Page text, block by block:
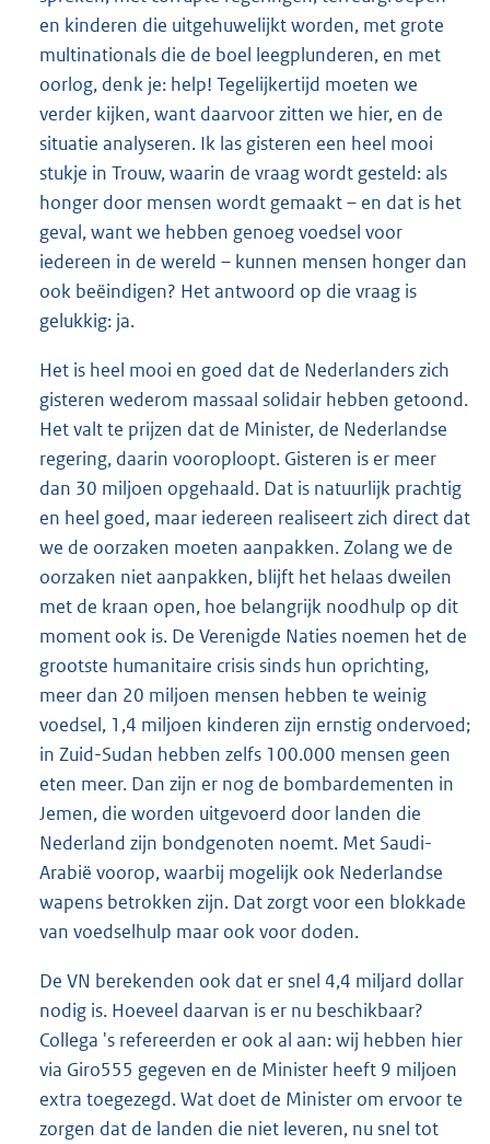
en kinderen die uitgehuwelijkt worden, met grote
multinationals die de boel leegplunderen, en met
oorlog, denk je: help! Tegelijkertijd moeten we
verder kijken, want daarvoor zitten we hier, en de
situatie analyseren. Ik las gisteren een heel mooi
stukje in Trouw, waarin de vraag wordt gesteld: als
honger door mensen wordt gemaakt – en dat is het
geval, want we hebben genoeg voedsel voor
iedereen in de wereld – kunnen mensen honger dan
ook beëindigen? Het antwoord op die vraag is
gelukkig: ja.
Het is heel mooi en goed dat de Nederlanders zich
gisteren wederom massaal solidair hebben getoond.
Het valt te prijzen dat de Minister, de Nederlandse
regering, daarin vooroploopt. Gisteren is er meer
dan 30 miljoen opgehaald. Dat is natuurlijk prachtig
en heel goed, maar iedereen realiseert zich direct dat
we de oorzaken moeten aanpakken. Zolang we de
oorzaken niet aanpakken, blijft het helaas dweilen
met de kraan open, hoe belangrijk noodhulp op dit
moment ook is. De Verenigde Naties noemen het de
grootste humanitaire crisis sinds hun oprichting,
meer dan 20 miljoen mensen hebben te weinig
voedsel, 1,4 miljoen kinderen zijn ernstig ondervoed;
in Zuid-Sudan hebben zelfs 100.000 mensen geen
eten meer. Dan zijn er nog de bombardementen in
Jemen, die worden uitgevoerd door landen die
Nederland zijn bondgenoten noemt. Met Saudi-
Arabië voorop, waarbij mogelijk ook Nederlandse
wapens betrokken zijn. Dat zorgt voor een blokkade
van voedselhulp maar ook voor doden.
De VN berekenden ook dat er snel 4,4 miljard dollar
nodig is. Hoeveel daarvan is er nu beschikbaar?
Collega 's refereerden er ook al aan: wij hebben hier
via Giro555 gegeven en de Minister heeft 9 miljoen
extra toegezegd. Wat doet de Minister om ervoor te
zorgen dat de landen die niet leveren, nu snel tot